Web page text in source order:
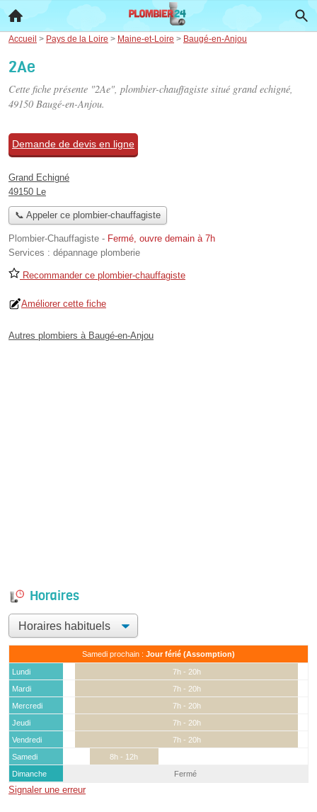
Accueil > Pays de la Loire > Maine-et-Loire > Baugé-en-Anjou
2Ae
Cette fiche présente "2Ae", plombier-chauffagiste situé grand echigné,
49150 Baugé-en-Anjou.
Demande de devis en ligne
Grand Echigné
49150 Le
📞 Appeler ce plombier-chauffagiste
Plombier-Chauffagiste - Fermé, ouvre demain à 7h
Services : dépannage plomberie
Recommander ce plombier-chauffagiste
Améliorer cette fiche
Autres plombiers à Baugé-en-Anjou
Horaires
Samedi prochain : Jour férié (Assomption)
Lundi
7h - 20h
Mardi
7h - 20h
Mercredi
7h - 20h
Jeudi
7h - 20h
Vendredi
7h - 20h
Samedi
8h - 12h
Dimanche
Fermé
Signaler une erreur